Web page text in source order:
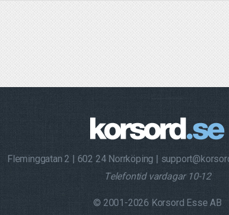
Fleminggatan 2 602 24 Norrköping
Telefontid vardagar 10-12
© 2001-2026 Korsord Esse AB